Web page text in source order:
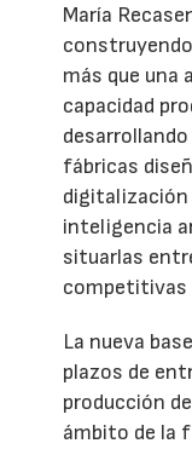
María
más que una
capacidad
fábricas
digitalización
inteligencia
situarlas
competitivas
La nueva
plazos de
producción
ámbito de la